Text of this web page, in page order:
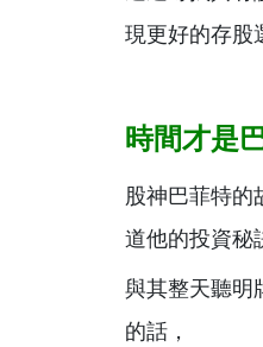
現更好的存股
時間才是
股神巴菲特的
道他的投資秘
與其整天聽明
的話，